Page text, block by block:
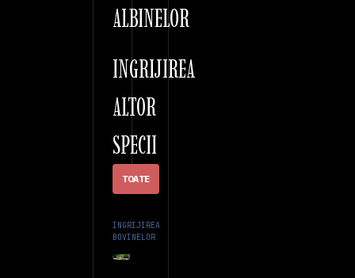
ALBINELOR
INGRIJIREA
ALTOR
SPECII
TOATE
INGRIJIREA
BOVINELOR